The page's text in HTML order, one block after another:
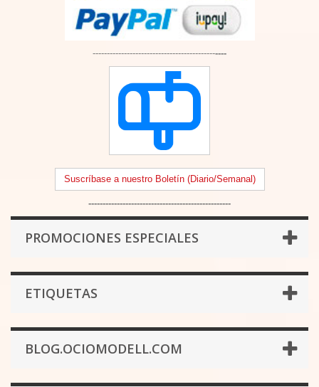
-----------------------------------------------
Suscríbase a nuestro Boletín (Diario/Semanal)
--------------------------------------------------
PROMOCIONES ESPECIALES
ETIQUETAS
BLOG.OCIOMODELL.COM